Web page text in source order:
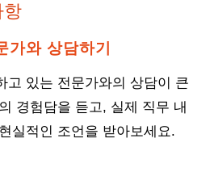
항
와 상담하기
고 있는 전문가와의 상담이 큰
경험담을 듣고, 실제 직무 내
실적인 조언을 받아보세요.